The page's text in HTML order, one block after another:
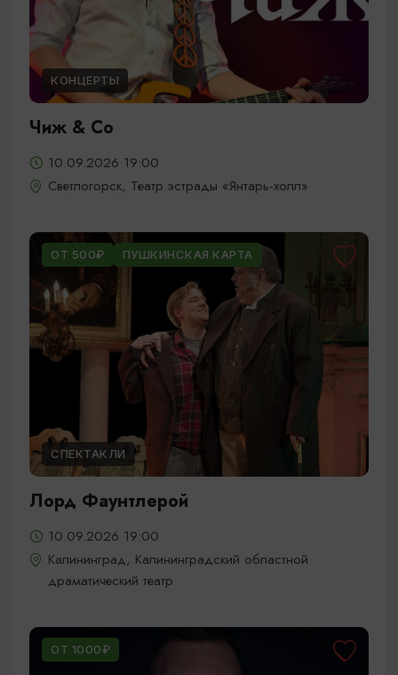
КОНЦЕРТЫ
Чиж & Cо
10.09.2026 19:00
Светлогорск, Театр эстрады «Янтарь-холл»
ОТ 500₽ ПУШКИНСКАЯ КАРТА
СПЕКТАКЛИ
Лорд Фаунтлерой
10.09.2026 19:00
Калининград, Калининградский областной
драматический театр
ОТ 1000₽